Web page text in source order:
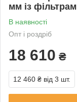
мм із
В наявності
Опт і роздріб
18 610 ₴
12 460 ₴ від 3 шт.